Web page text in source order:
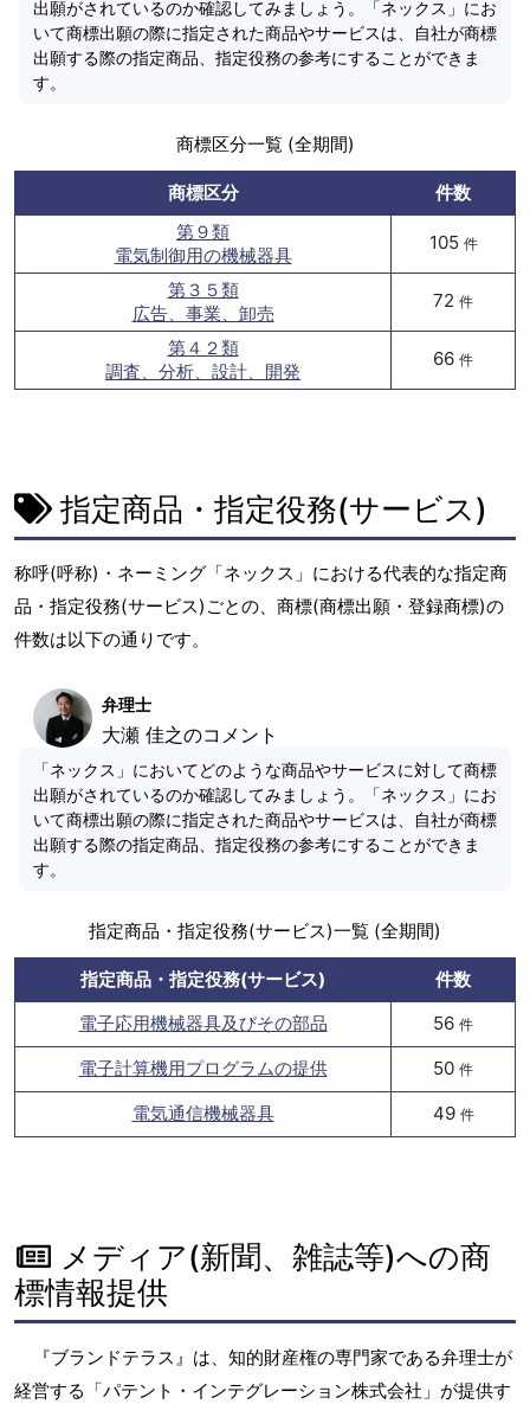
出願がされているのか確認してみましょう。「ネックス」にお
いて商標出願の際に指定された商品やサービスは、自社が商標
出願する際の指定商品、指定役務の参考にすることができま
す。
商標区分一覧 (全期間)
商標区分
件数
第９類
電気制御用の機械器具
105 件
第３５類
広告、事業、卸売
72 件
第４２類
調査、分析、設計、開発
66 件
指定商品・指定役務(サービス)
称呼(呼称)・ネーミング「ネックス」における代表的な指定商
品・指定役務(サービス)ごとの、商標(商標出願・登録商標)の
件数は以下の通りです。
弁理士
大瀬 佳之のコメント
「ネックス」においてどのような商品やサービスに対して商標
出願がされているのか確認してみましょう。「ネックス」にお
いて商標出願の際に指定された商品やサービスは、自社が商標
出願する際の指定商品、指定役務の参考にすることができま
す。
指定商品・指定役務(サービス)一覧 (全期間)
指定商品・指定役務(サービス)
件数
電子応用機械器具及びその部品
56 件
電子計算機用プログラムの提供 50 件
電気通信機械器具 49 件
メディア(新聞、雑誌等)への商
標情報提供
『ブランドテラス』は、知的財産権の専門家である弁理士が
経営する「パテント・インテグレーション株式会社」が提供す